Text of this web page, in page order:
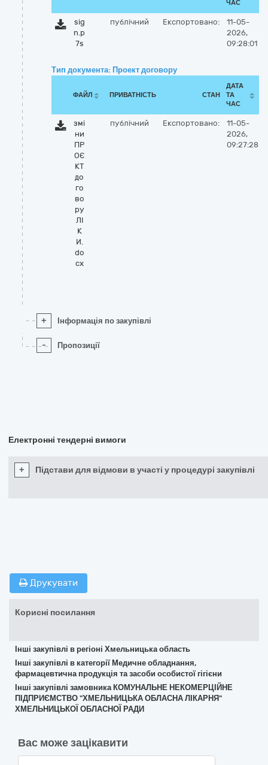
ЧАС
sig
n.p
7s
публічний Експортовано:
11-05-
2026,
09:28:01
Тип документа: Проект договору
ФАЙЛ ПРИВАТНІСТЬ СТАН
ДАТА
ТА
ЧАС
змі
ни
ПР
ОЄ
КТ
до
го
во
ру
ЛІ
К
И.
do
cx
публічний Експортовано:
11-05-
2026,
09:27:28
+ Інформація по закупівлі
- Пропозиції
Електронні тендерні вимоги
+ Підстави для відмови в участі у процедурі закупівлі
Друкувати
Корисні посилання
Інші закупівлі в регіоні Хмельницька область
Інші закупівлі в категорії Медичне обладнання,
фармацевтична продукція та засоби особистої гігієни
Інші закупівлі замовника КОМУНАЛЬНЕ НЕКОМЕРЦІЙНЕ
ПІДПРИЄМСТВО "ХМЕЛЬНИЦЬКА ОБЛАСНА ЛІКАРНЯ"
ХМЕЛЬНИЦЬКОЇ ОБЛАСНОЇ РАДИ
Вас може зацікавити